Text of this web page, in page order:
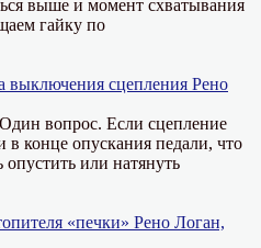
выше и момент схватывания
гайку по
выключения сцепления Рено
вопрос. Если сцепление
в конце опускания педали, что
опустить или натянуть
«печки» Рено Логан,